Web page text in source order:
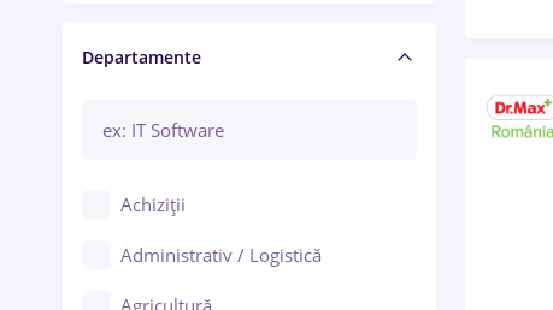
Brașov
Bacău
Galați (Galați)
Departamente
Achiziții
Administrativ / Logistică
Agricultură